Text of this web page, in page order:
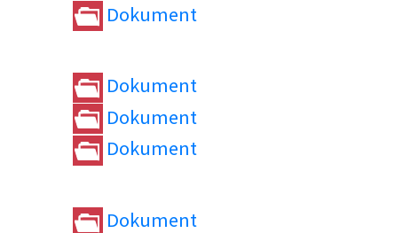
Dokument
Dokument
Dokument
Dokument
Dokument